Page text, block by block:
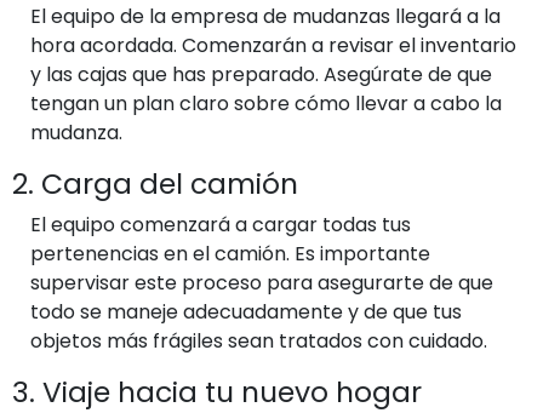
El equipo de la empresa de mudanzas llegará a la
hora acordada. Comenzarán a revisar el inventario
y las cajas que has preparado. Asegúrate de que
tengan un plan claro sobre cómo llevar a cabo la
mudanza.
2. Carga del camión
El equipo comenzará a cargar todas tus
pertenencias en el camión. Es importante
supervisar este proceso para asegurarte de que
todo se maneje adecuadamente y de que tus
objetos más frágiles sean tratados con cuidado.
3. Viaje hacia tu nuevo hogar